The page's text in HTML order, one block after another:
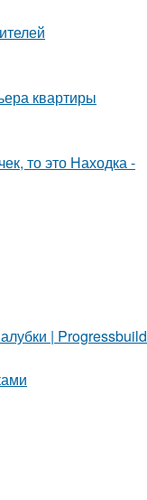
квартиры
то это Находка -
| Progressbuild